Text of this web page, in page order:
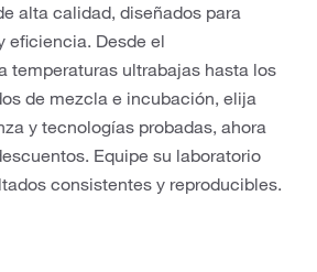
alta calidad, diseñados para
eficiencia. Desde el
temperaturas ultrabajas hasta los
de mezcla e incubación, elija
y tecnologías probadas, ahora
Equipe su laboratorio
consistentes y reproducibles.